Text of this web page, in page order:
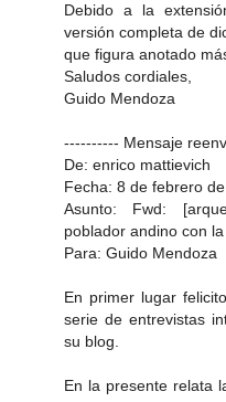
Debido a la
versión completa de
que figura anotado
Saludos cordiales,
Guido Mendoza
---------- Mensaje
De: enrico mattievich
Fecha: 8 de febrero
Asunto: Fwd:
poblador andino con
Para: Guido Mendoza
En primer lugar
serie de entrevistas
su blog.
En la presente relata